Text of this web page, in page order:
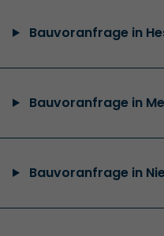
Bauvoranfrage in
Bauvoranfrage in
Bauvoranfrage in